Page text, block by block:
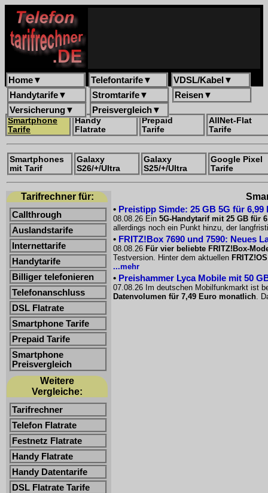
Home▼ Telefontarife▼ VDSL/Kabel ▼
Handytarife▼ Stromtarife▼ Reisen▼
Versicherung▼ Preisvergleich▼
Smartphone
Tarife
Handy
Flatrate
Prepaid
Tarife
AllNet-Flat
Tarife
Smartphones
mit Tarif
Galaxy
S26/+/Ultra
Galaxy
S25/+/Ultra
Google Pixel
Tarife
Tarifrechner für:
Callthrough
Auslandstarife
Internettarife
Handytarife
Billiger telefonieren
Telefonanschluss
DSL Flatrate
Smartphone Tarife
Prepaid Tarife
Smartphone
Preisvergleich
Weitere
Vergleiche:
Tarifrechner
Telefon Flatrate
Festnetz Flatrate
Handy Flatrate
Handy Datentarife
DSL Flatrate Tarife
• Preistipp Simde: 25 GB 5G für
08.08.26 Ein 5G-Handytarif mit 25 GB für
allerdings noch ein Punkt hinzu, der
• FRITZ!Box 7690 und 7590: Neues
08.08.26 Für vier beliebte FRITZ!Box-
Testversion. Hinter dem aktuellen
...mehr
• Preishammer Lyca Mobile mit 50
07.08.26 Im deutschen Mobilfunkmarkt ist
Datenvolumen für 7,49 Euro monatlich.